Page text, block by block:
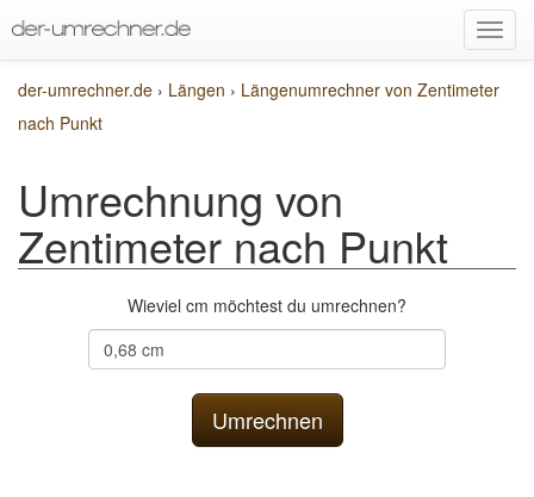
der-umrechner.de › Längen › Längenumrechner von Zentimeter
nach Punkt
Umrechnung von
Zentimeter nach Punkt
Wieviel cm möchtest du umrechnen?